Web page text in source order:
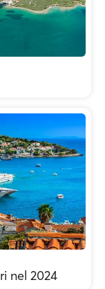
nel 2024